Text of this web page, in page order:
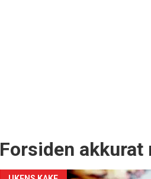
Forsiden akkurat